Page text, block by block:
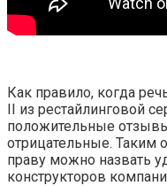
Как правило, когда
II из рестайлинговой
положительные
отрицательные. Таким
праву можно назвать
конструкторов